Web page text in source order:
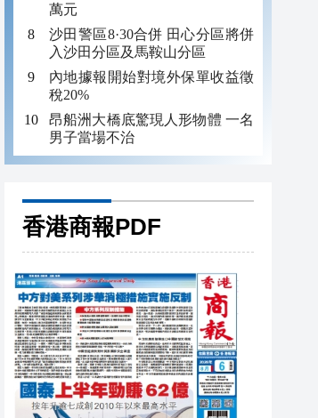
萬元
沙田警區8·30合併 田心分區將併
入沙田分區及馬鞍山分區
內地據報開始對境外保單收益徵
稅20%
昂船洲大橋底驚現人形物體 一名
男子當場不治
香港商報PDF